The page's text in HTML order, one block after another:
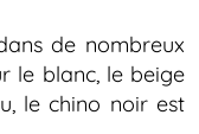
de nombreux
le blanc, le beige
le chino noir est